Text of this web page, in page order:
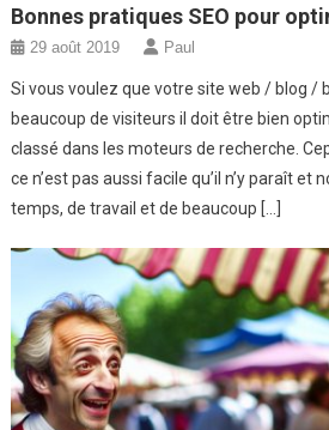
Bonnes pratiques SEO pour
29 août 2019 Paul
Si vous voulez que votre site web / blog /
beaucoup de visiteurs il doit être bien
classé dans les moteurs de recherche.
ce n’est pas aussi facile qu’il n’y paraît et
temps, de travail et de beaucoup […]